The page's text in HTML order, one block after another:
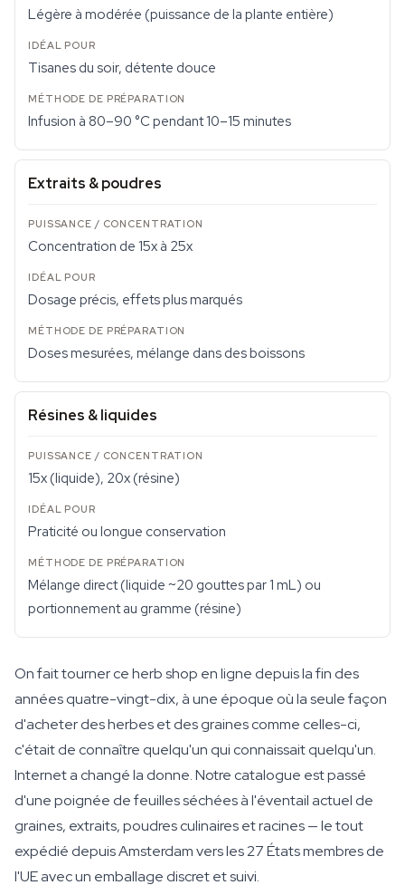
Légère à modérée (puissance de la plante entière)
Tisanes du soir, détente douce
Infusion à 80–90 °C pendant 10–15 minutes
Extraits & poudres
Concentration de 15x à 25x
Dosage précis, effets plus marqués
Doses mesurées, mélange dans des boissons
Résines & liquides
15x (liquide), 20x (résine)
Praticité ou longue conservation
Mélange direct (liquide ~20 gouttes par 1 mL) ou
portionnement au gramme (résine)
On fait tourner ce herb shop en ligne depuis la fin des
années quatre-vingt-dix, à une époque où la seule façon
d'acheter des herbes et des graines comme celles-ci,
c'était de connaître quelqu'un qui connaissait quelqu'un.
Internet a changé la donne. Notre catalogue est passé
d'une poignée de feuilles séchées à l'éventail actuel de
graines, extraits, poudres culinaires et racines — le tout
expédié depuis Amsterdam vers les 27 États membres de
l'UE avec un emballage discret et suivi.